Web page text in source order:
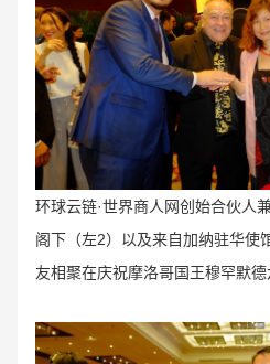
环球云链·世界商人网创始合伙人
阁下（左2）以及来自加纳驻华使
友相聚在庆祝摩洛哥国王穆罕默